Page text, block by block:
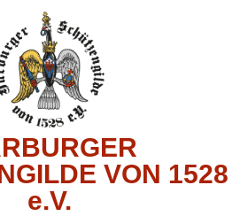
VON 1528
e.V.